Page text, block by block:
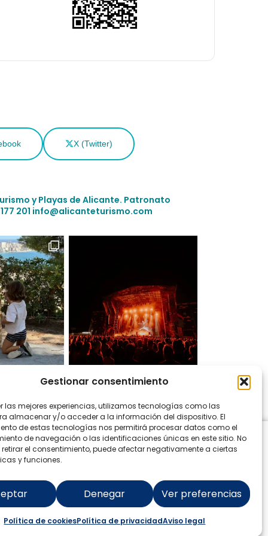
Gestionar consentimiento
las mejores experiencias, utilizamos tecnologías como las
almacenar y/o acceder a la información del dispositivo. El
de estas tecnologías nos permitirá procesar datos como el
de navegación o las identificaciones únicas en este sitio. No
el consentimiento, puede afectar negativamente a ciertas
y funciones.
Denegar Ver preferencias
Política de cookiesPolítica de privacidadAviso legal
X (Twitter)
y Playas de Alicante. Patronato
201 info@alicanteturismo.com
Instagram